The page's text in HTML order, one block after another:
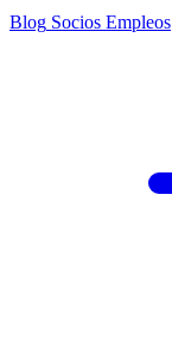
Blog Socios Empleos